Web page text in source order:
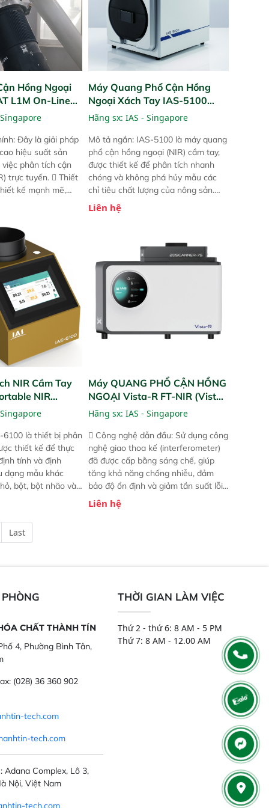
Hồng Ngoại
L1M On-Line
Đây là giải pháp
hiệu suất sản
phân tích cận
trực tuyến.  Thiết
kế mạnh mẽ,
kết: Mang lại
thông số theo
trực quan hóa dữ
ROI cho doanh
Máy Quang Phổ Cận Hồng
Ngoại Xách Tay IAS-5100
Portable NIR Analyzer
Hãng sx: IAS - Singapore
Mô tả ngắn: IAS-5100 là máy quang
phổ cận hồng ngoại (NIR) cầm tay,
được thiết kế để phân tích nhanh
chóng và không phá hủy mẫu các
chỉ tiêu chất lượng của nông sản.
Phạm vi sử dụng: Thiết bị linh hoạt
cho nhiều kịch bản khác nhau như
xuất hoặc trực tiếp ngoài đồng
Liên hệ
NIR Cầm Tay
NIR
6100 là thiết bị phân
thiết kế để thực
tính và định
dạng mẫu khác
bột, bột nhão và
với một nút bấm
mọi nơi. Chuyên
Máy QUANG PHỔ CẬN HỒNG
NGOẠI Vista-R FT-NIR (Vista-
R FT-NIR Analyzer)
Hãng sx: IAS - Singapore
 Công nghệ dẫn đầu: Sử dụng công
nghệ giao thoa kế (interferometer)
đã được cấp bằng sáng chế, giúp
tăng khả năng chống nhiễu, đảm
bảo độ ổn định và giảm tần suất lỗi.
 Phạm vi ứng dụng rộng: Đáp ứng
nhu cầu kiểm tra đa dạng mẫu mã
Liên hệ
Last
CHẤT THÀNH TÍN
4, Phường Bình Tân,
(028) 36 360 902
tech.com
tech.com
Adana Complex, Lô 3,
Nội, Việt Nam
tech.com
THỜI GIAN LÀM VIỆC
Thứ 2 - thứ 6: 8 AM - 5 PM
Thứ 7: 8 AM - 12.00 AM